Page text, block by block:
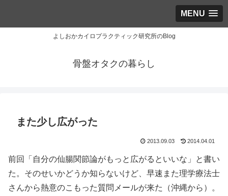
MENU
よしおかカイロプラクティック研究所のBlog
骨盤オタクの暮らし
また少し広がった
2013.09.03 2014.04.01
前回「自分の仙腸関節論がもっと広がるといいな」と書い
た。そのせいかどうか知らないけど、早速また理学療法士
さんから熱意のこもった質問メールが来た（沖縄から）。